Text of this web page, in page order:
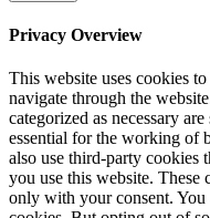
Privacy Overview
This website uses cookies
navigate through the
categorized as necessary
essential for the working of
also use third-party cookies
you use this website.
only with your consent. You